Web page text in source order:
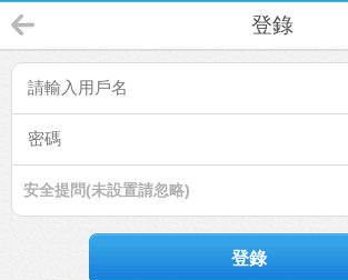
登錄
安全提問(未設置請忽略)
登錄